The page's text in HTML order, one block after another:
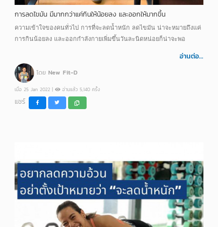
การลดไขมัน มีมากกว่าแค่กินให้น้อยลง และออกให้มากขึ้น
ความเข้าใจของคนทั่วไป การที่จะลดน้ำหนัก ลดไขมัน น่าจะหมายถึงแค่
การกินน้อยลง และออกกำลังกายเพิ่มขึ้นวันละนิดหน่อยก็น่าจะพอ
อ่านต่อ...
โดย New Fit-D
เมื่อ 25 Jan 2022 | อ่านแล้ว 5,140 ครั้ง
แชร์